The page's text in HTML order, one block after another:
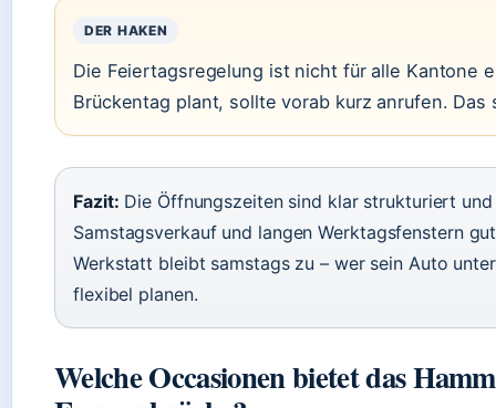
DER HAKEN
Die Feiertagsregelung ist nicht für alle Kantone
Brückentag plant, sollte vorab kurz anrufen.
Fazit: Die Öffnungszeiten sind klar strukturiert
Samstagsverkauf und langen Werktagsfenstern
Werkstatt bleibt samstags zu – wer sein Auto
flexibel planen.
Welche Occasionen bietet das